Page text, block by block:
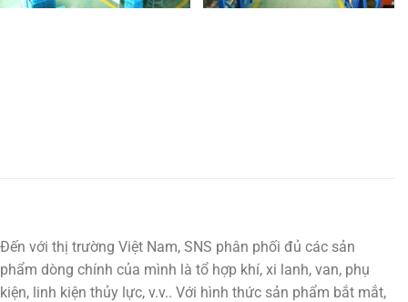
Đến với thị trường Việt Nam, SNS phân phối đủ các sản
phẩm dòng chính của mình là tổ hợp khí, xi lanh, van, phụ
kiện, linh kiện thủy lực, v.v.. Với hình thức sản phẩm bắt mắt,